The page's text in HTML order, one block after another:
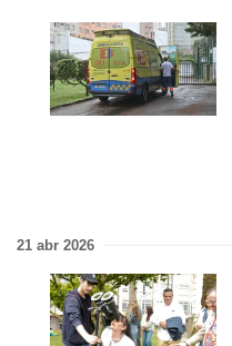
21 abr 2026